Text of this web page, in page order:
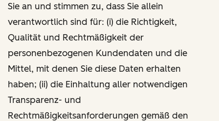
Sie an und stimmen zu, dass Sie allein
verantwortlich sind für: (i) die Richtigkeit,
Qualität und Rechtmäßigkeit der
personenbezogenen Kundendaten und die
Mittel, mit denen Sie diese Daten erhalten
haben; (ii) die Einhaltung aller notwendigen
Transparenz- und
Rechtmäßigkeitsanforderungen gemäß den